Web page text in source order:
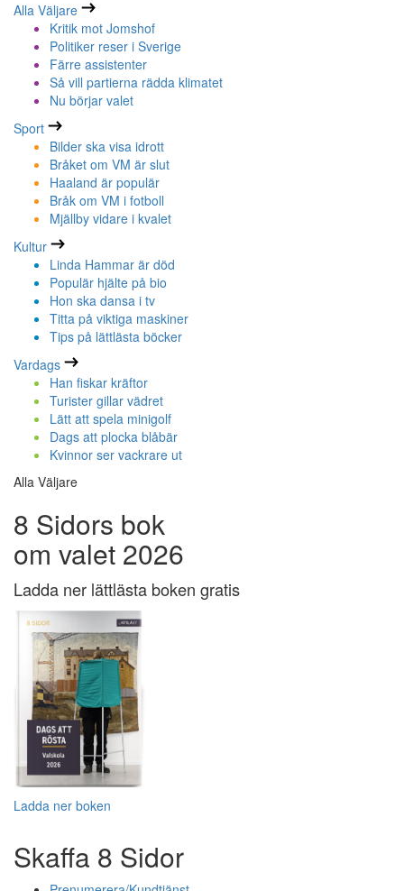
Alla Väljare
Kritik mot Jomshof
Politiker reser i Sverige
Färre assistenter
Så vill partierna rädda klimatet
Nu börjar valet
Sport
Bilder ska visa idrott
Bråket om VM är slut
Haaland är populär
Bråk om VM i fotboll
Mjällby vidare i kvalet
Kultur
Linda Hammar är död
Populär hjälte på bio
Hon ska dansa i tv
Titta på viktiga maskiner
Tips på lättlästa böcker
Vardags
Han fiskar kräftor
Turister gillar vädret
Lätt att spela minigolf
Dags att plocka blåbär
Kvinnor ser vackrare ut
Alla Väljare
8 Sidors bok
om valet 2026
Ladda ner lättlästa boken gratis
Ladda ner boken
Skaffa 8 Sidor